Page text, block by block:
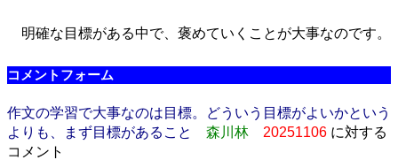
明確な目標がある中で、褒めていくことが大事なのです。
コメントフォーム
作文の学習で大事なのは目標。どういう目標がよいかという
よりも、まず目標があること
森川林 20251106 に対する
コメント